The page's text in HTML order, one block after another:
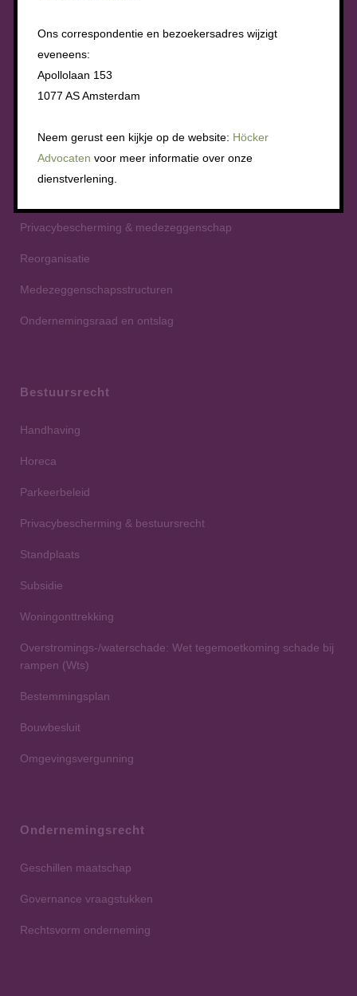
Collectief ontslag
Fusie en overname
Informatierecht
Instellen OR en verkiezingen
Instemmingsrecht
Privacybescherming & medezeggenschap
Reorganisatie
Medezeggenschapsstructuren
Ondernemingsraad en ontslag
Bestuursrecht
Handhaving
Horeca
Parkeerbeleid
Privacybescherming & bestuursrecht
Standplaats
Subsidie
Woningonttrekking
Overstromings-/waterschade: Wet tegemoetkoming schade bij
rampen (Wts)
Bestemmingsplan
Bouwbesluit
Omgevingsvergunning
Ondernemingsrecht
Geschillen maatschap
Governance vraagstukken
Rechtsvorm onderneming
Ons correspondentie en bezoekersadres wijzigt
eveneens:
Apollolaan 153
1077 AS Amsterdam
Neem gerust een kijkje op de website: Höcker
Advocaten voor meer informatie over onze
dienstverlening.